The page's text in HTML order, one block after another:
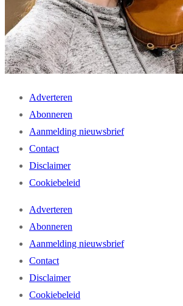
Adverteren
Abonneren
Aanmelding nieuwsbrief
Contact
Disclaimer
Cookiebeleid
Adverteren
Abonneren
Aanmelding nieuwsbrief
Contact
Disclaimer
Cookiebeleid